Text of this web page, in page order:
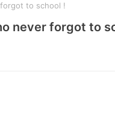
to school !
never forgot to